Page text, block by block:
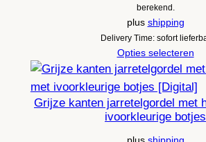
46,64 €
47,49 €
berekend.
plus shipping
Delivery Time: sofort
Opties selecteren
Grijze kanten jarretelgordel met
ivoorkleurige botjes